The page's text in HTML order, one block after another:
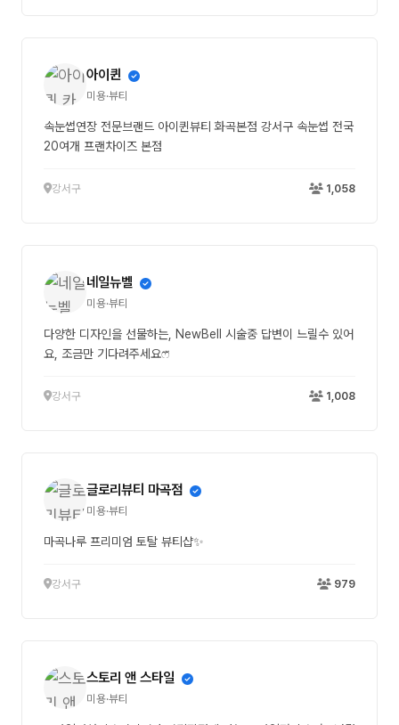
아이퀸
미용·뷰티
속눈썹연장 전문브랜드 아이퀸뷰티 화곡본점 강서구 속눈썹 전국
20여개 프랜차이즈 본점
강서구 1,058
네일뉴벨
미용·뷰티
다양한 디자인을 선물하는, NewBell 시술중 답변이 느릴수 있어
요, 조금만 기다려주세요ෆ̈
강서구 1,008
글로리뷰티 마곡점
미용·뷰티
마곡나루 프리미엄 토탈 뷰티샵✨
강서구 979
스토리 앤 스타일
미용·뷰티